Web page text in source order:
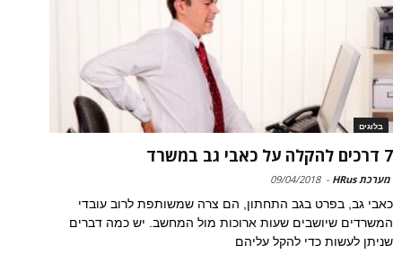
בלוגים
7 דרכים להקלה על כאבי גב במשרד
מערכת HRus -
09/04/2018
כאבי גב, בפרט בגב התחתון, הם צרה שמשותפת לרוב עובדי
המשרדים שיושבים שעות ארוכות מול המחשב. יש כמה דברים
שניתן לעשות כדי להקל עליהם